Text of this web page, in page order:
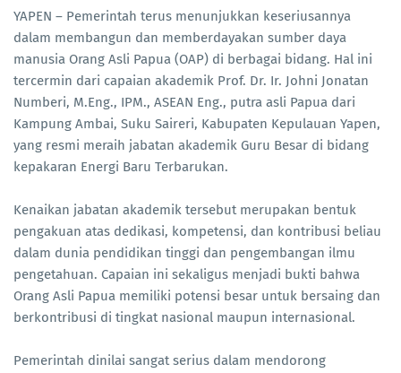
YAPEN – Pemerintah terus menunjukkan keseriusannya
dalam membangun dan memberdayakan sumber daya
manusia Orang Asli Papua (OAP) di berbagai bidang. Hal ini
tercermin dari capaian akademik Prof. Dr. Ir. Johni Jonatan
Numberi, M.Eng., IPM., ASEAN Eng., putra asli Papua dari
Kampung Ambai, Suku Saireri, Kabupaten Kepulauan Yapen,
yang resmi meraih jabatan akademik Guru Besar di bidang
kepakaran Energi Baru Terbarukan.
Kenaikan jabatan akademik tersebut merupakan bentuk
pengakuan atas dedikasi, kompetensi, dan kontribusi beliau
dalam dunia pendidikan tinggi dan pengembangan ilmu
pengetahuan. Capaian ini sekaligus menjadi bukti bahwa
Orang Asli Papua memiliki potensi besar untuk bersaing dan
berkontribusi di tingkat nasional maupun internasional.
Pemerintah dinilai sangat serius dalam mendorong